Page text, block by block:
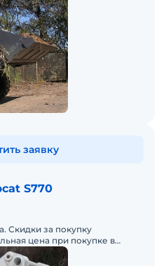
S770
Скидки за покупку
цена при покупке в
заявку